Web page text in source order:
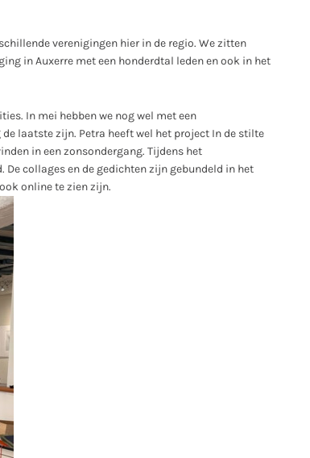
verenigingen hier in de regio. We zitten
in Auxerre met een honderdtal leden en ook in het
In mei hebben we nog wel met een
laatste zijn. Petra heeft wel het project In de stilte
in een zonsondergang. Tijdens het
collages en de gedichten zijn gebundeld in het
online te zien zijn.